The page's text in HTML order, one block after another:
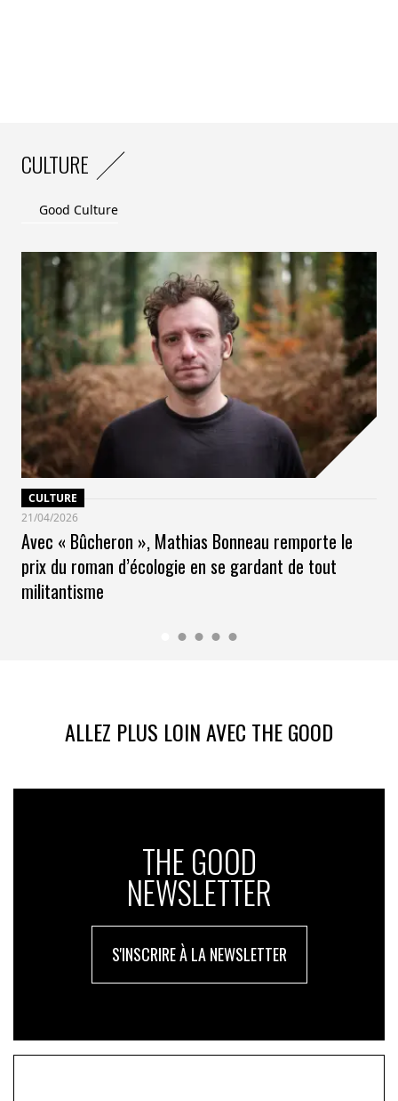
CULTURE
Good Culture
CULTURE
21/04/2026
Avec « Bûcheron », Mathias Bonneau remporte le
prix du roman d’écologie en se gardant de tout
militantisme
ALLEZ PLUS LOIN AVEC THE GOOD
THE GOOD
NEWSLETTER
S'INSCRIRE À LA NEWSLETTER